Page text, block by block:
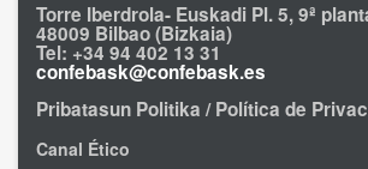
Torre Iberdrola- Euskadi Pl. 5, 9ª
48009 Bilbao (Bizkaia)
Tel: +34 94 402 13 31
confebask@confebask.es
Pribatasun Politika / Política de
Canal Ético